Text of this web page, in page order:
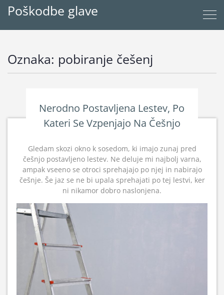
Poškodbe glave
Oznaka: pobiranje češenj
Nerodno Postavljena Lestev, Po
Kateri Se Vzpenjajo Na Češnjo
Gledam skozi okno k sosedom, ki imajo zunaj pred
češnjo postavljeno lestev. Ne deluje mi najbolj varna,
ampak vseeno se otroci sprehajajo po njej in nabirajo
češnje. Še jaz se ne bi upala sprehajati po tej lestvi, ker
ni nikamor dobro naslonjena.